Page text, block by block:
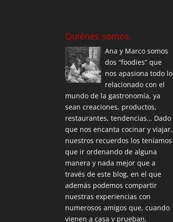
Quiénes somos
Ana y Marco somos
dos “foodies” que
nos apasiona todo lo
relacionado con el
mundo de la gastronomía, ya
sean creaciones, productos,
restaurantes, tendencias… Dado
que nos encanta cocinar y viajar,
nuestros recuerdos los teníamos
que ir ordenando de alguna
manera y nada mejor que a
través de este blog, en el que
además podemos compartir
nuestras experiencias con
numerosos amigos que, cuando
vienen a casa y prueban,